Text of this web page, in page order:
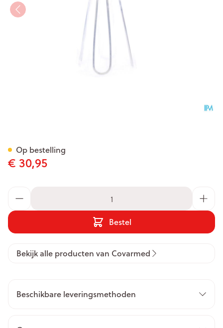
€ 30,95
Bestel
Op bestelling
Bekijk alle producten van Covarmed
Beschikbare leveringsmethoden